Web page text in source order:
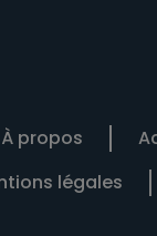
À propos
légales